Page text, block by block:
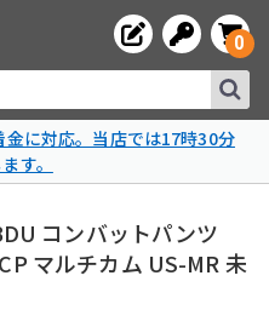
0
金に対応。当店では17時30分
す。
コンバットパンツ
マルチカム US-MR 未